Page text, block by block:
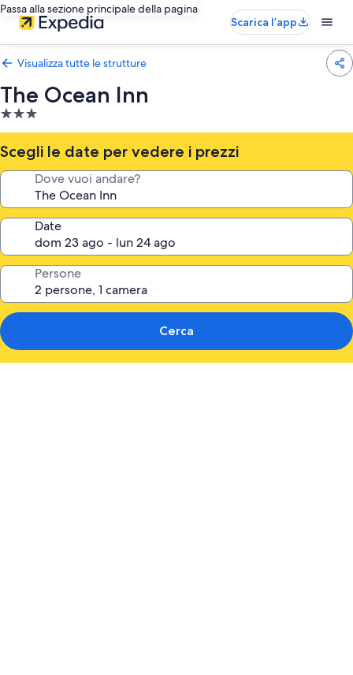
Passa alla sezione principale della pagina
Scarica l’app
Visualizza tutte le strutture
The Ocean Inn
Struttura
a
3.0
stelle
Scegli le date per vedere i prezzi
Dove vuoi andare?
Date
Persone
Cerca